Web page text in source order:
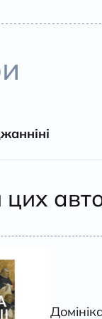
цих